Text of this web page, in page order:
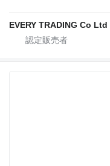
EVERY TRADING Co Ltd